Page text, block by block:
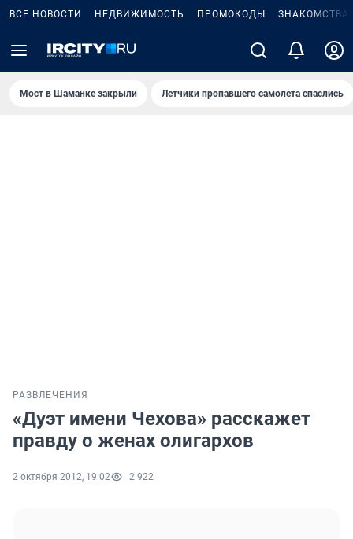
ВСЕ НОВОСТИ НЕДВИЖИМОСТЬ ПРОМОКОДЫ ЗНАКОМСТВА
Мост в Шаманке закрыли Летчики пропавшего самолета спаслись
РАЗВЛЕЧЕНИЯ
«Дуэт имени Чехова» расскажет
правду о женах олигархов
2 октября 2012, 19:02 2 922